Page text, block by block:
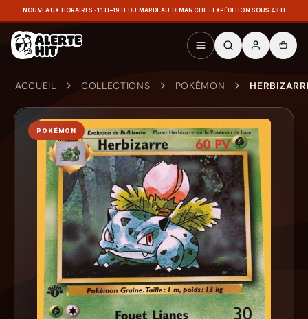
NOUVEAUX HORAIRES · 11 H–19 H DU MARDI AU DIMANCHE · EXPÉDITION SOUS 48 H
ACCUEIL COLLECTIONS POKÉMON
POKÉMON